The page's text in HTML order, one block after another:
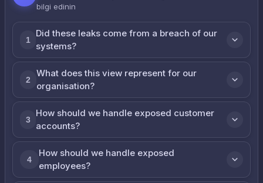
bilgi edinin
1
Did these leaks come from a breach of our
systems?
2
What does this view represent for our
organisation?
3
How should we handle exposed customer
accounts?
4
How should we handle exposed
employees?